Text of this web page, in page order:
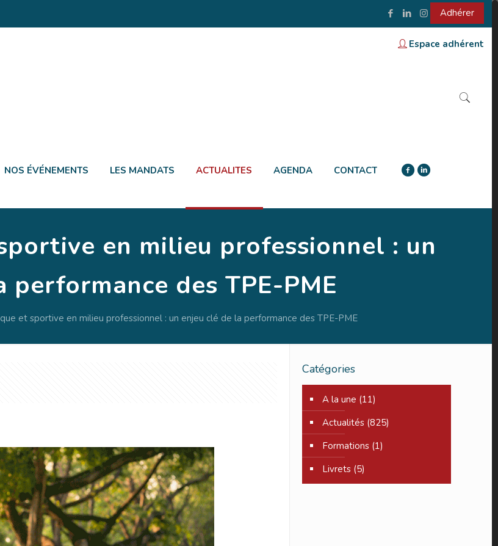
Adhérer
Espace adhérent
NOS ÉVÉNEMENTS LES MANDATS ACTUALITES AGENDA CONTACT
en milieu professionnel : un
performance des TPE-PME
et sportive en milieu professionnel : un enjeu clé de la performance des TPE-PME
Catégories
A la une (11)
Actualités(825)
Formations(1)
Livrets(5)